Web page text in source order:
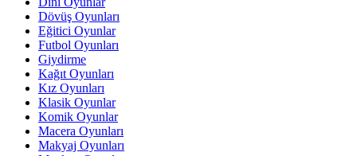
Dövüş Oyunları
Eğitici Oyunlar
Futbol Oyunları
Giydirme
Kağıt Oyunları
Kız Oyunları
Klasik Oyunlar
Komik Oyunlar
Macera Oyunları
Makyaj Oyunları